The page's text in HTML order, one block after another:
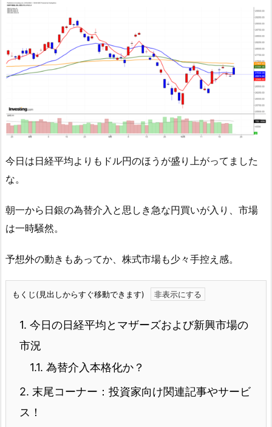
今日は日経平均よりもドル円のほうが盛り上がってました
な。
朝一から日銀の為替介入と思しき急な円買いが入り、市場
は一時騒然。
予想外の動きもあってか、株式市場も少々手控え感。
もくじ(見出しからすぐ移動できます)
1. 今日の日経平均とマザーズおよび新興市場の
市況
1.1. 為替介入本格化か？
2. 末尾コーナー：投資家向け関連記事やサービ
ス！